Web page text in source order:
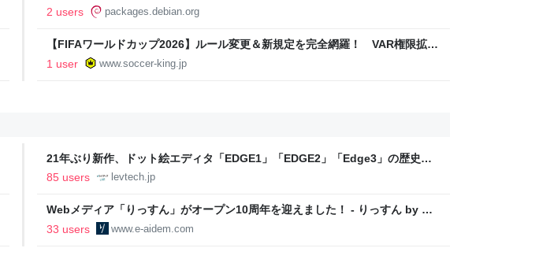
2 users
packages.debian.org
【FIFAワールドカップ2026】ルール変更＆新規定を完全網羅！ VAR権限拡
大、5秒カウントダウン、48チーム制の仕組みとは？ | サッカーキング
1 user www.soccer-king.jp
21年ぶり新作、ドット絵エディタ「EDGE1」「EDGE2」「Edge3」の歴史に
ついて作者に聞く【フォーカス】 - レバテックLAB
85 users levtech.jp
Webメディア「りっすん」がオープン10周年を迎えました！ - りっすん by イ
ーアイデム
33 users www.e-aidem.com